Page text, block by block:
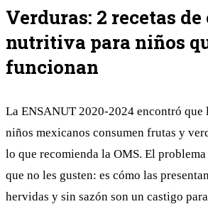
Verduras: 2 recetas
nutritiva para niños
funcionan
La ENSANUT 2020-2024 encontró que
niños mexicanos consumen frutas y
lo que recomienda la OMS. El problema
que no les gusten: es cómo las
hervidas y sin sazón son un castigo